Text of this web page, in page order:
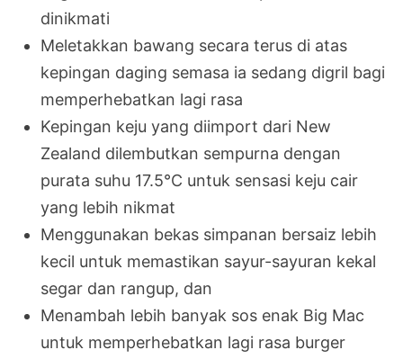
dinikmati
Meletakkan bawang secara terus di atas
kepingan daging semasa ia sedang digril bagi
memperhebatkan lagi rasa
Kepingan keju yang diimport dari New
Zealand dilembutkan sempurna dengan
purata suhu 17.5°C untuk sensasi keju cair
yang lebih nikmat
Menggunakan bekas simpanan bersaiz lebih
kecil untuk memastikan sayur-sayuran kekal
segar dan rangup, dan
Menambah lebih banyak sos enak Big Mac
untuk memperhebatkan lagi rasa burger